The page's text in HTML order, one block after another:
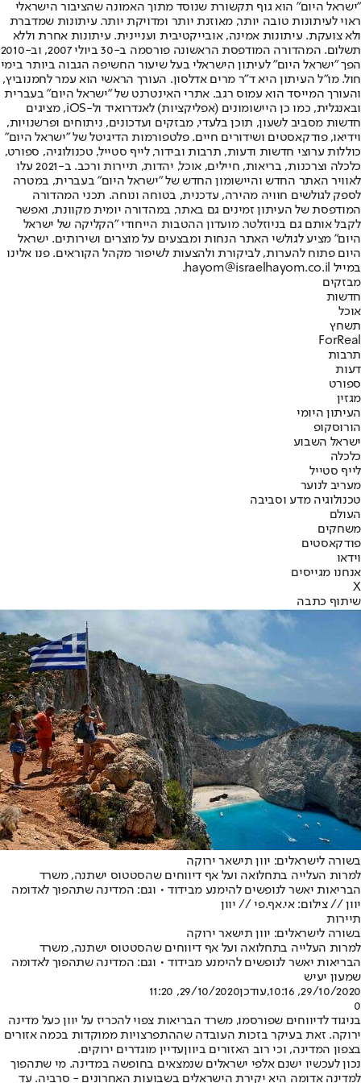
"ישראל היום" הוא גוף תקשורת שנוסד מתוך האמונה שהציבור הישראלי
ראוי לעיתונות טובה יותר, מאוזנת יותר ומדויקת יותר. עיתונות שמדברת
ולא צועקת. עיתונות אמינה, אובייקטיבית ועניינית. עיתונות אחרת וללא
תשלום. המהדורה המודפסת הראשונה פורסמה ב-30 ביולי 2007, וב-2010
הפך "ישראל היום" לעיתון הישראלי בעל שיעור החשיפה הגבוה ביותר בימי
חול. מו"ל העיתון היא ד"ר מרים אדלסון. העורך הראשי הוא עמר לחמנוביץ,
והעורך המייסד הוא עמוס רגב. אתרי האינטרנט של "ישראל היום" בעברית
ובאנגלית, כמו כן היישומונים (אפליקציות) לאנדרואיד ול-iOS, מציגים
חדשות מסביב לשעון, תוכן בלעדי, מבזקים ועדכונים, ניתוחים ופרשנויות,
וידיאו, פודקאסטים ושידורים חיים. פלטפורמות הדיגיטל של "ישראל היום"
כוללות ערוצי חדשות ודעות, תרבות ובידור, לייף סטייל, טכנולוגיה, ספורט,
כלכלה וצרכנות, בריאות, חיילים, אוכל, יהדות, תיירות ורכב. ב-2021 עלו
לאוויר האתר החדש והיישומון החדש של "ישראל היום" בעברית, במטרה
לספק לגולשים חוויה מהירה, עדכנית, בטוחה ונוחה. תכני המהדורה
המודפסת של העיתון זמינים גם באתר, במהדורה יומית מקוונת, ואפשר
לקבל אותם גם בניוזלטר. מועדון ההטבות הייחודי "הקליקה של ישראל
היום" מציע לגולשי האתר הנחות ומבצעים על מוצרים ושירותים. ישראל
היום פתוח להערות, לביקורת ולהצעות לשיפור מקהל הקוראים. פנו אלינו
במייל hayom@israelhayom.co.il.
מבזקים
חדשות
אוכל
תשחץ
ForReal
תרבות
דעות
ספורט
מגזין
העיתון היומי
הורוסקופ
ישראל השבוע
כלכלה
לייף סטייל
מעריב לנוער
טכנולוגיה מדע וסביבה
העולם
משחקים
פודקאסטים
וידאו
אנחנו מגייסים
X
שיתוף כתבה
בשורה לישראלים: יוון תישאר ירוקה
למרות העלייה בתחלואה ועל אף דיווחים שהסטטוס ישתנה, משרד
הבריאות יאשר לנופשים להימנע מבידוד • וגם: המדינה שתהפוך לאדומה
יוון // צילום: אי.אף.פי // יוון
תיירות
בשורה לישראלים: יוון תישאר ירוקה
למרות העלייה בתחלואה ועל אף דיווחים שהסטטוס ישתנה, משרד
הבריאות יאשר לנופשים להימנע מבידוד • וגם: המדינה שתהפוך לאדומה
שמעון יעיש
29/10/2020, 10:16
,עודכן29/10/2020, 11:20
0
בניגוד לדיווחים שפורסמו, משרד הבריאות צפוי להכריז על יוון כעל מדינה
ירוקה. זאת בעיקר בזכות העובדה שההתפרצויות ממוקדות בכמה אזורים
בצפון המדינה, וכי רוב האזורים ביווןעדיין מוגדרים ירוקים.
נכון לעכשיו ישנם אלפי ישראלים שנמצאים בחופשה במדינה. מי שתהפוך
למדינה אדומה היא יקירת הישראלים בשבועות האחרונים - סרביה. עד